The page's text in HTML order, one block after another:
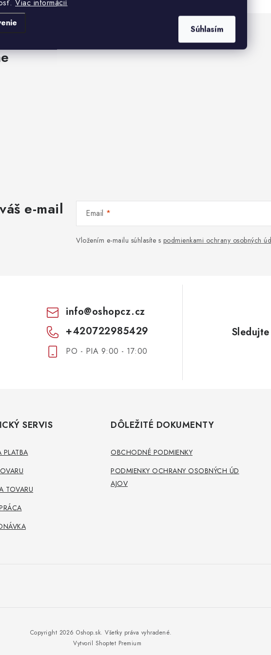
Súhlasím
e-mail Email
Vložením e-mailu súhlasíte s podmienkami ochrany osobných
info@oshopcz.cz
+420722985429
PO - PIA 9:00 - 17:00
SERVIS
PLATBA
TOVARU
DÔLEŽITÉ DOKUMENTY
OBCHODNÉ PODMIENKY
PODMIENKY OCHRANY OSOBNÝCH ÚD
AJOV
Vytvoril Shoptet Premium
Copyright 2026 Oshop.sk. Všetky práva vyhradené.